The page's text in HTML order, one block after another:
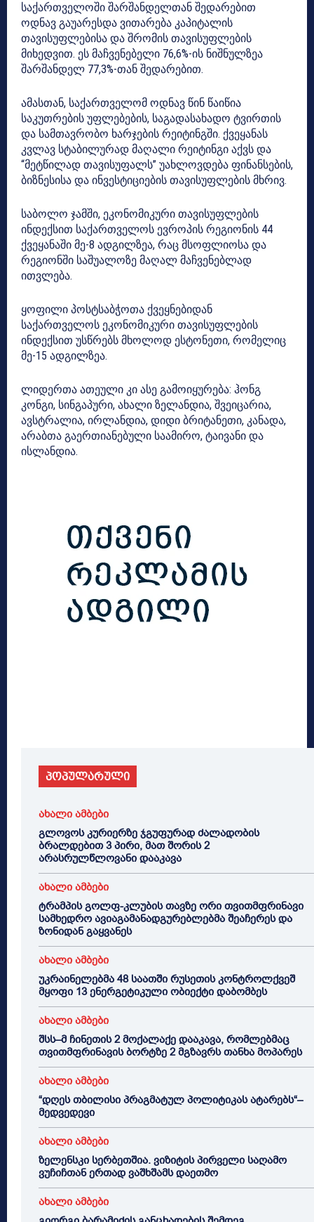
საქართველოში შარშანდელთან შედარებით
ოდნავ გაუარესდა ვითარება კაპიტალის
თავისუფლებისა და შრომის თავისუფლების
მიხედვით. ეს მაჩვენებელი 76,6%-ის ნიშნულზეა
შარშანდელ 77,3%-თან შედარებით.
ამასთან, საქართველომ ოდნავ წინ წაიწია
საკუთრების უფლებების, საგადასახადო ტვირთის
და სამთავრობო ხარჯების რეიტინგში. ქვეყანას
კვლავ სტაბილურად მაღალი რეიტინგი აქვს და
“მეტწილად თავისუფალს” უახლოვდება ფინანსების,
ბიზნესისა და ინვესტიციების თავისუფლების მხრივ.
საბოლო ჯამში, ეკონომიკური თავისუფლების
ინდექსით საქართველოს ევროპის რეგიონის 44
ქვეყანაში მე-8 ადგილზეა, რაც მსოფლიოსა და
რეგიონში საშუალოზე მაღალ მაჩვენებლად
ითვლება.
ყოფილი პოსტსაბჭოთა ქვეყნებიდან
საქართველოს ეკონომიკური თავისუფლების
ინდექსით უსწრებს მხოლოდ ესტონეთი, რომელიც
მე-15 ადგილზეა.
ლიდერთა ათეული კი ასე გამოიყურება: ჰონგ
კონგი, სინგაპური, ახალი ზელანდია, შვეიცარია,
ავსტრალია, ირლანდია, დიდი ბრიტანეთი, კანადა,
არაბთა გაერთიანებული საამირო, ტაივანი და
ისლანდია.
პოპულარული
ახალი ამბები
გლოვოს კურიერზე ჯგუფურად ძალადობის
ბრალდებით 3 პირი, მათ შორის 2
არასრულწლოვანი დააკავა
ახალი ამბები
ტრამპის გოლფ-კლუბის თავზე ორი თვითმფრინავი
სამხედრო ავიაგამანადგურებლებმა შეაჩერეს და
ზონიდან გაყვანეს
ახალი ამბები
უკრაინელებმა 48 საათში რუსეთის კონტროლქვეშ
მყოფი 13 ენერგეტიკული ობიექტი დაბომბეს
ახალი ამბები
შსს–მ ჩინეთის 2 მოქალაქე დააკავა, რომლებმაც
თვითმფრინავის ბორტზე 2 მგზავრს თანხა მოპარეს
ახალი ამბები
“დღეს თბილისი პრაგმატულ პოლიტიკას ატარებს“–
მედვედევი
ახალი ამბები
ზელენსკი სერბეთშია. ვიზიტის პირველი საღამო
ვუჩიჩთან ერთად ვაშხშამს დაეთმო
ახალი ამბები